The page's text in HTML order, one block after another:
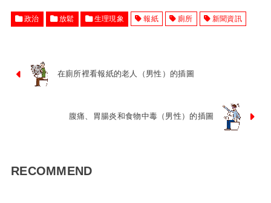
政治 放鬆 生理現象 報紙 廁所 新聞資訊
在廁所裡看報紙的老人（男性）的插圖
腹痛、胃腸炎和食物中毒（男性）的插圖
RECOMMEND